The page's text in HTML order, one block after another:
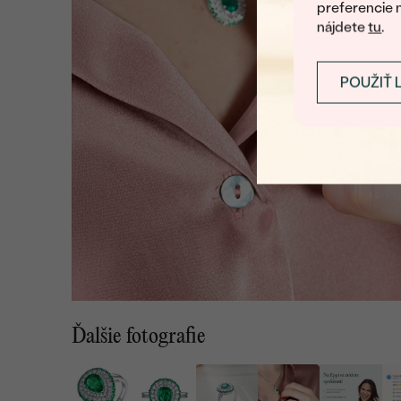
preferencie
nájdetetu.
POUŽIŤ
Ďalšie fotografie